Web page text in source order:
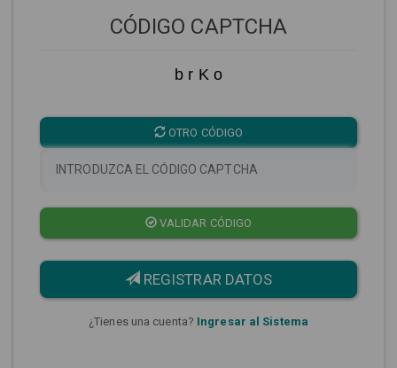
CÓDIGO CAPTCHA
b r K o
OTRO CÓDIGO
VALIDAR CÓDIGO
REGISTRAR DATOS
¿Tienes una cuenta? Ingresar al Sistema